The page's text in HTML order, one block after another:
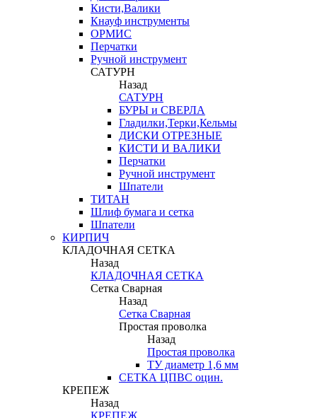
Кисти,Валики
Кнауф инструменты
ОРМИС
Перчатки
Ручной инструмент
САТУРН
Назад
САТУРН
БУРЫ и СВЕРЛА
Гладилки,Терки,Кельмы
ДИСКИ ОТРЕЗНЫЕ
КИСТИ И ВАЛИКИ
Перчатки
Ручной инструмент
Шпатели
ТИТАН
Шлиф бумага и сетка
Шпатели
КИРПИЧ
КЛАДОЧНАЯ СЕТКА
Назад
КЛАДОЧНАЯ СЕТКА
Сетка Сварная
Назад
Сетка Сварная
Простая проволка
Назад
Простая проволка
ТУ диаметр 1,6 мм
СЕТКА ЦПВС оцин.
КРЕПЕЖ
Назад
КРЕПЕЖ